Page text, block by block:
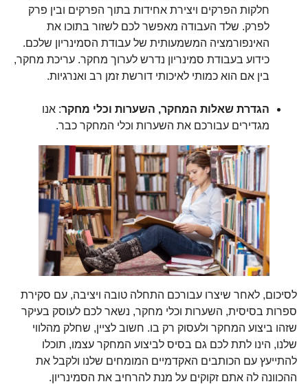
חלקות הפרקים ויצירת אחידות בתוך הפרקים ובין פרק
לפרק. שלד העבודה מאפשר לכם לשזור בתוכו את
האינפורמציה המשמעותית של עבודת הסמינריון שלכם.
כידוע בעבודת סמינריון נדרש לערוך מחקר. עריכת מחקר,
בין אם הוא כמותי לאיכותי דורשת זמן רב ואנרגיות.
הגדרת שאלות המחקר, השערות וכלי מחקר: אנו
מגדירים עבורכם את השערות וכלי המחקר כבר.
לסיכום, לאחר שיצרו עבורכם התחלה טובה ויציבה, עם סקירת
ספרות בסיסית, השערות וכלי מחקר, נשאר לכם לעוסק בעיקר
שזהו ביצוע המחקר ולעסוק רק בו. חשוב לציין, שחלק מהלווי
שלנו, הינו לתת לכם גם בסיס לביצוע המחקר עצמו, תוכלו
להתייעץ עם הכותבים האקדמיים המומחים שלנו ולקבל את
ההכוונה לה אתם זקוקים על מנת להרחיב את הסמינריון.